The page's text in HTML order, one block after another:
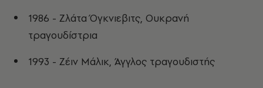
1986 - Ζλάτα Όγκνιεβιτς, Ουκρανή
τραγουδίστρια
1993 - Ζέιν Μάλικ, Άγγλος τραγουδιστής